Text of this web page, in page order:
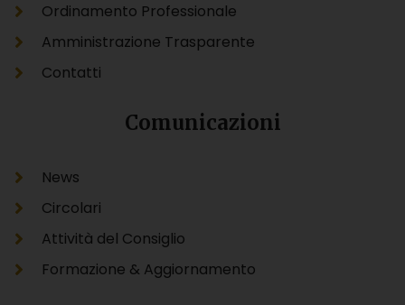
Ordinamento Professionale
Amministrazione Trasparente
Contatti
Comunicazioni
News
Circolari
Attività del Consiglio
Formazione & Aggiornamento